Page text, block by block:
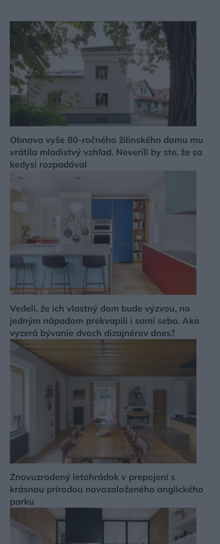
Obnova vyše 80-ročného žilinského domu mu
vrátila mladistvý vzhľad. Neverili by ste, že sa
kedysi rozpadával
Vedeli, že ich vlastný dom bude výzvou, no
jedným nápadom prekvapili i sami seba. Ako
vyzerá bývanie dvoch dizajnérov dnes?
Znovuzrodený letohrádok v prepojení s
krásnou prírodou novozaloženého anglického
parku